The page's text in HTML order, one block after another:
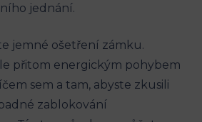
jednání.
jemné ošetření zámku.
přitom energickým pohybem
sem a tam, abyste zkusili
zablokování